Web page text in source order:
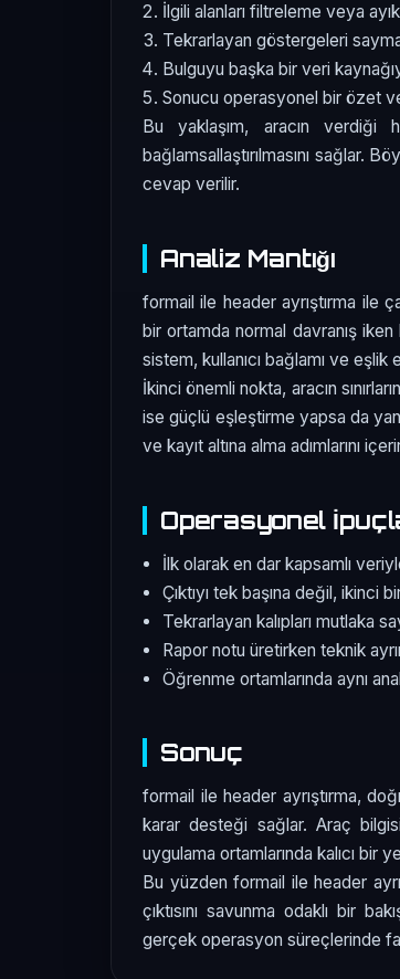
İlgili alanları filtreleme veya
Tekrarlayan göstergeleri
Bulguyu başka bir veri
Sonucu operasyonel bir özet
Bu yaklaşım, aracın verdiği
bağlamsallaştırılmasını sağlar.
cevap verilir.
Analiz Mantığı
formail ile header ayrıştırma ile
bir ortamda normal davranış
sistem, kullanıcı bağlamı ve
İkinci önemli nokta, aracın
ise güçlü eşleştirme yapsa da
ve kayıt altına alma adımlarını
Operasyonel
İlk olarak en dar kapsamlı
Çıktıyı tek başına değil, ikinci
Tekrarlayan kalıpları mutlaka
Rapor notu üretirken teknik
Öğrenme ortamlarında aynı
Sonuç
formail ile header ayrıştırma,
karar desteği sağlar. Araç
uygulama ortamlarında kalıcı bir
Bu yüzden formail ile header
çıktısını savunma odaklı bir
gerçek operasyon süreçlerinde